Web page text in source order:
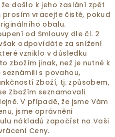
došlo k jeho zaslání zpět
prosím vracejte čisté, pokud
obalu.
od Smlouvy dle čl. 2
odpovídáte za snížení
vzniklo v důsledku
zbožím jinak, než je nutné k
s povahou,
Zboží, tj. způsobem,
Zbožím seznamovali
V případě, že jsme Vám
jsme oprávněni
nákladů započíst na Vaši
Ceny.